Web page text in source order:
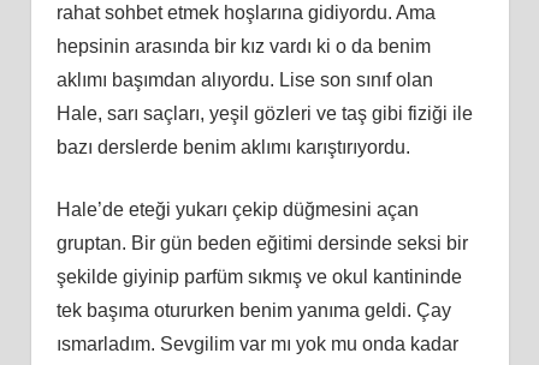
rahat sohbet etmek hoşlarına gidiyordu. Ama
hepsinin arasında bir kız vardı ki o da benim
aklımı başımdan alıyordu. Lise son sınıf olan
Hale, sarı saçları, yeşil gözleri ve taş gibi fiziği ile
bazı derslerde benim aklımı karıştırıyordu.
Hale’de eteği yukarı çekip düğmesini açan
gruptan. Bir gün beden eğitimi dersinde seksi bir
şekilde giyinip parfüm sıkmış ve okul kantininde
tek başıma otururken benim yanıma geldi. Çay
ısmarladım. Sevgilim var mı yok mu onda kadar